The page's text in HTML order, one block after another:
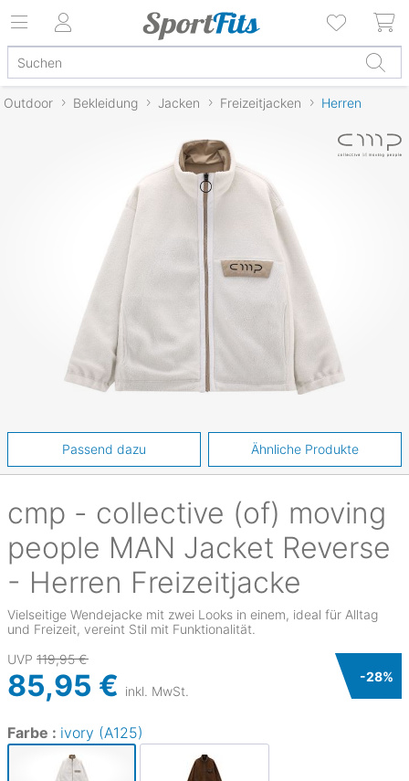
Outdoor Bekleidung Jacken Freizeitjacken Herren
cmp - collective (of) moving
people MAN Jacket Reverse
- Herren Freizeitjacke
Vielseitige Wendejacke mit zwei Looks in einem, ideal für Alltag
und Freizeit, vereint Stil mit Funktionalität.
UVP 119,95 €
85,95 € inkl. MwSt.
-28%
Farbe : ivory (A125)
Passend dazu Ähnliche Produkte